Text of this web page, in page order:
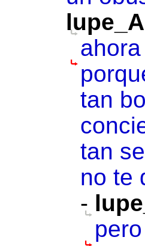
tan
tan
no te
-